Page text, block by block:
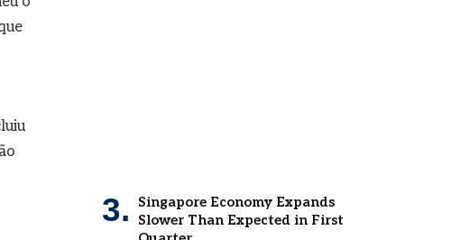
Singapore Economy Expands
Slower Than Expected in First